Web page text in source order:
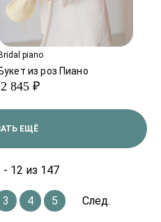
piano
из роз Пиано
2 845 ₽
ЕЩЁ
12 из 147
3 4 5 След.